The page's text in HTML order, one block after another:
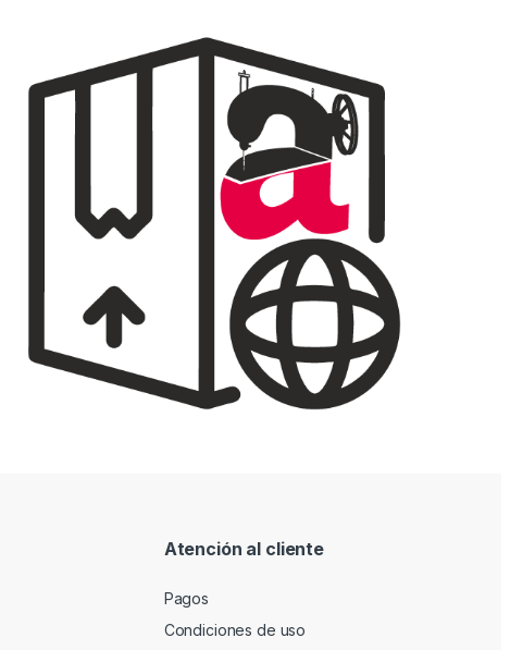
Atención al cliente
Pagos
Condiciones de uso